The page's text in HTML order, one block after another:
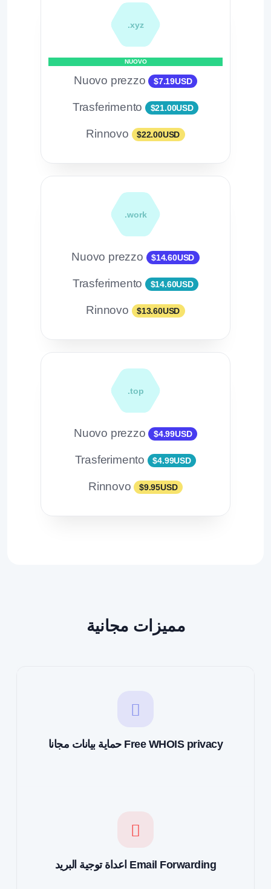
.xyz
NUOVO
Nuovo prezzo $7.19USD
Trasferimento $21.00USD
Rinnovo $22.00USD
.work
Nuovo prezzo $14.60USD
Trasferimento $14.60USD
Rinnovo $13.60USD
.top
Nuovo prezzo $4.99USD
Trasferimento $4.99USD
Rinnovo $9.95USD
مميزات مجانية
حماية بيانات مجانا Free WHOIS privacy
اعداة توجية البريد Email Forwarding